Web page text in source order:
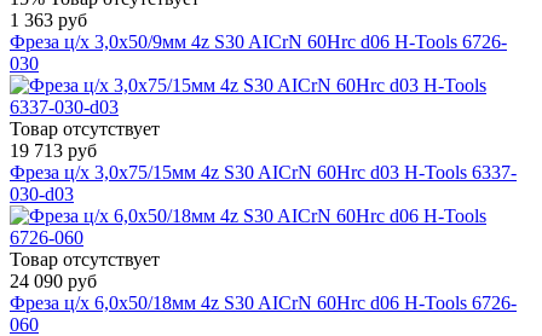
1 363 руб
Фреза ц/х 3,0x50/9мм 4z S30 AICrN 60Hrc d06 H-Tools 6726-
030
Товар отсутствует
19 713 руб
Фреза ц/х 3,0x75/15мм 4z S30 AICrN 60Hrc d03 H-Tools 6337-
030-d03
Товар отсутствует
24 090 руб
Фреза ц/х 6,0x50/18мм 4z S30 AICrN 60Hrc d06 H-Tools 6726-
060